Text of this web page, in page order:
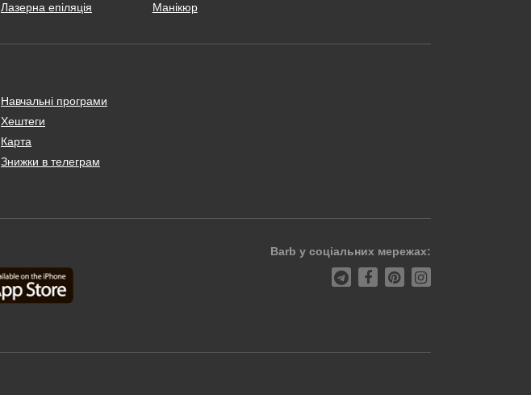
Лазерна епіляція
Манікюр
Навчальні програми
Хештеги
Карта
Знижки в телеграм
Barb у соціальних мережах: